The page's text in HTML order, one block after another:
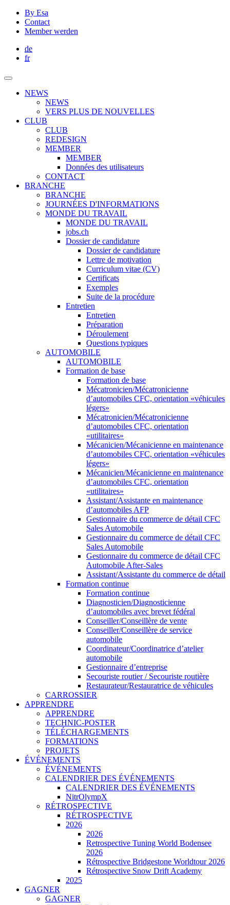
By Esa
Contact
Member werden
de
fr
NEWS
NEWS
VERS PLUS DE NOUVELLES
CLUB
CLUB
REDESIGN
MEMBER
MEMBER
Données des utilisateurs
CONTACT
BRANCHE
BRANCHE
JOURNÉES D'INFORMATIONS
MONDE DU TRAVAIL
MONDE DU TRAVAIL
jobs.ch
Dossier de candidature
Dossier de candidature
Lettre de motivation
Curriculum vitae (CV)
Certificats
Exemples
Suite de la procédure
Entretien
Entretien
Préparation
Déroulement
Questions typiques
AUTOMOBILE
AUTOMOBILE
Formation de base
Formation de base
Mécatronicien/Mécatronicienne
d’automobiles CFC, orientation «véhicules
légers»
Mécatronicien/Mécatronicienne
d’automobiles CFC, orientation
«utilitaires»
Mécanicien/Mécanicienne en maintenance
d’automobiles CFC, orientation «véhicules
légers»
Mécanicien/Mécanicienne en maintenance
d’automobiles CFC, orientation
«utilitaires»
Assistant/Assistante en maintenance
d’automobiles AFP
Gestionnaire du commerce de détail CFC
Sales Automobile
Gestionnaire du commerce de détail CFC
Sales Automobile
Gestionnaire du commerce de détail CFC
Automobile After-Sales
Assistant/Assistante du commerce de détail
Formation continue
Formation continue
Diagnosticien/Diagnosticienne
d’automobiles avec brevet fédéral
Conseiller/Conseillère de vente
Conseiller/Conseillère de service
automobile
Coordinateur/Coordinatrice d’atelier
automobile
Gestionnaire d’entreprise
Secouriste routier / Secouriste routière
Restaurateur/Restauratrice de véhicules
CARROSSIER
APPRENDRE
APPRENDRE
TECHNIC-POSTER
TÉLÉCHARGEMENTS
FORMATIONS
PROJETS
ÉVÉNEMENTS
ÉVÉNEMENTS
CALENDRIER DES ÉVÉNEMENTS
CALENDRIER DES ÉVÉNEMENTS
NitrOlympX
RÉTROSPECTIVE
RÉTROSPECTIVE
2026
2026
Retrospective Tuning World Bodensee
2026
Rétrospective Bridgestone Worldtour 2026
Rétrospective Snow Drift Academy
2025
GAGNER
GAGNER